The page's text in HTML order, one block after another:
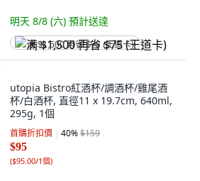
明天 8/8 (六) 預計送達
满 $1,500 再省 $75 (王道卡)
utopia Bistro紅酒杯/調酒杯/雞尾酒
杯/白酒杯, 直徑11 x 19.7cm, 640ml,
295g, 1個
首購折扣價 40%$159
$95
($95.00/1個)